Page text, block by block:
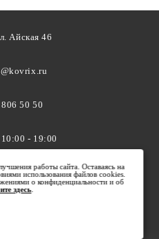
Айская 46
50 50
- 19:00
работы сайта. Оставаясь на
использования файлов cookies.
о конфиденциальности и об
здесь.